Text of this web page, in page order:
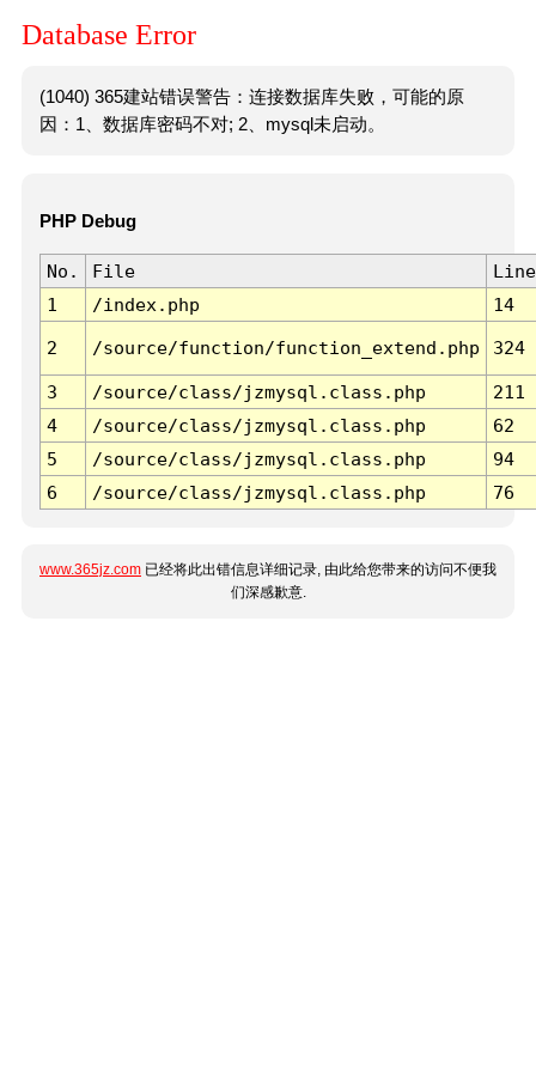
Database Error
(1040) 365建站错误警告：连接数据库失败，可能的原
因：1、数据库密码不对; 2、mysql未启动。
PHP Debug
No. File
Line
1
/index.php 14
2 /source/function/function_extend.php 324
3 /source/class/jzmysql.class.php
211
4
/source/class/jzmysql.class.php
62
5
/source/class/jzmysql.class.php
94
6
/source/class/jzmysql.class.php 76
www.365jz.com 已经将此出错信息详细记录, 由此给您带来的访问不便我
们深感歉意.